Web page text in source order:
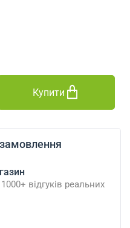
Купити
замовлення
відгуків реальних